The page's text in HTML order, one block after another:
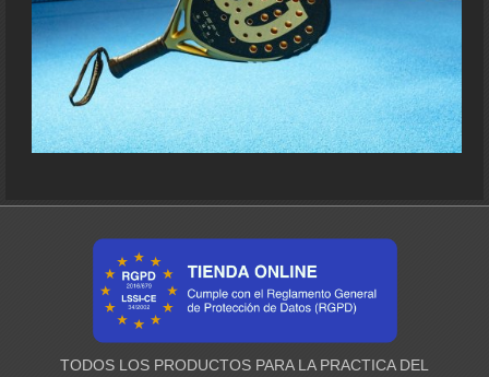
TODOS LOS PRODUCTOS PARA LA PRACTICA DEL